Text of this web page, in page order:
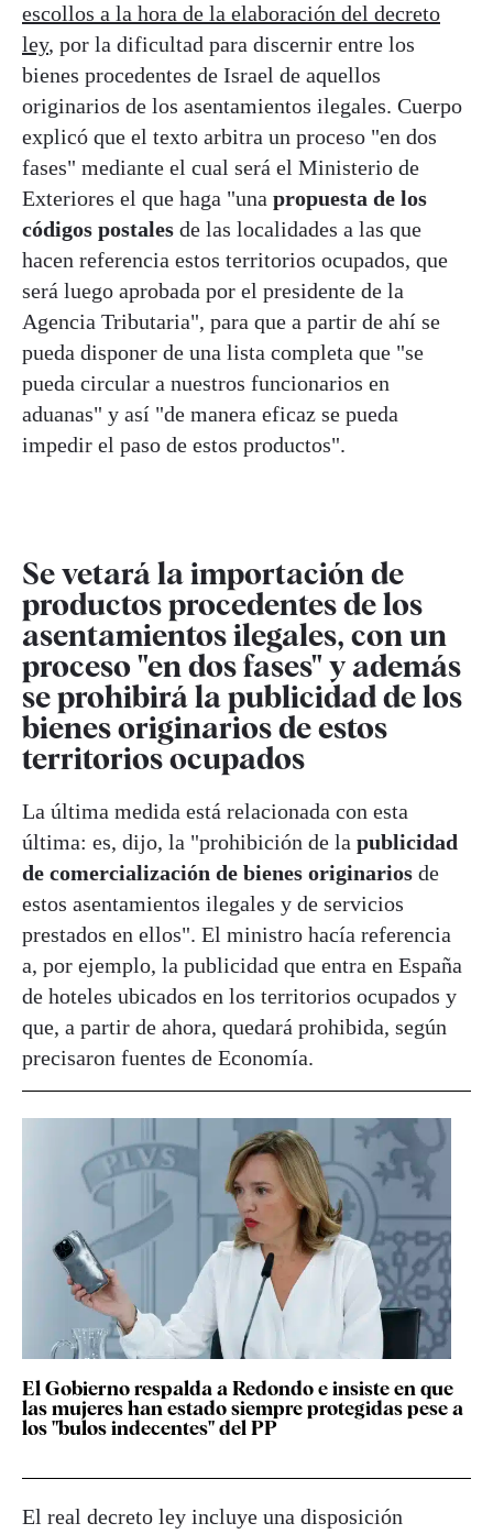
escollos a la hora de la elaboración del decreto
ley, por la dificultad para discernir entre los
bienes procedentes de Israel de aquellos
originarios de los asentamientos ilegales. Cuerpo
explicó que el texto arbitra un proceso "en dos
fases" mediante el cual será el Ministerio de
Exteriores el que haga "una propuesta de los
códigos postales de las localidades a las que
hacen referencia estos territorios ocupados, que
será luego aprobada por el presidente de la
Agencia Tributaria", para que a partir de ahí se
pueda disponer de una lista completa que "se
pueda circular a nuestros funcionarios en
aduanas" y así "de manera eficaz se pueda
impedir el paso de estos productos".
Se vetará la importación de
productos procedentes de los
asentamientos ilegales, con un
proceso "en dos fases" y además
se prohibirá la publicidad de los
bienes originarios de estos
territorios ocupados
La última medida está relacionada con esta
última: es, dijo, la "prohibición de la publicidad
de comercialización de bienes originarios de
estos asentamientos ilegales y de servicios
prestados en ellos". El ministro hacía referencia
a, por ejemplo, la publicidad que entra en España
de hoteles ubicados en los territorios ocupados y
que, a partir de ahora, quedará prohibida, según
precisaron fuentes de Economía.
El Gobierno respalda a Redondo e insiste en que
las mujeres han estado siempre protegidas pese a
los "bulos indecentes" del PP
El real decreto ley incluye una disposición